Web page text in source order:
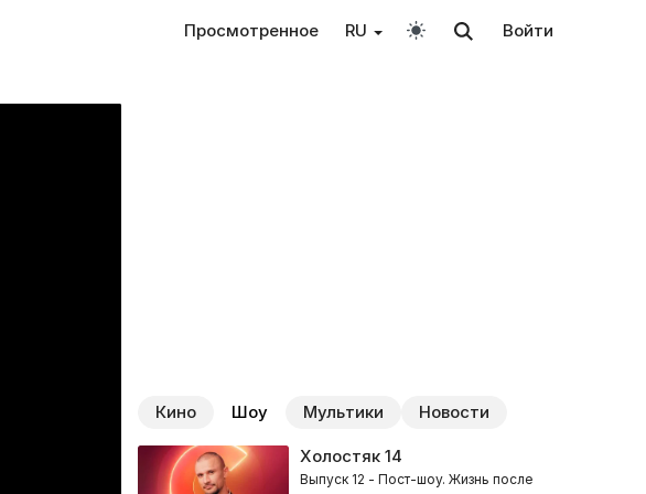
Просмотренное RU Войти
Кино Шоу Мультики Новости
Холостяк14
Выпуск 12 - Пост-шоу. Жизнь после